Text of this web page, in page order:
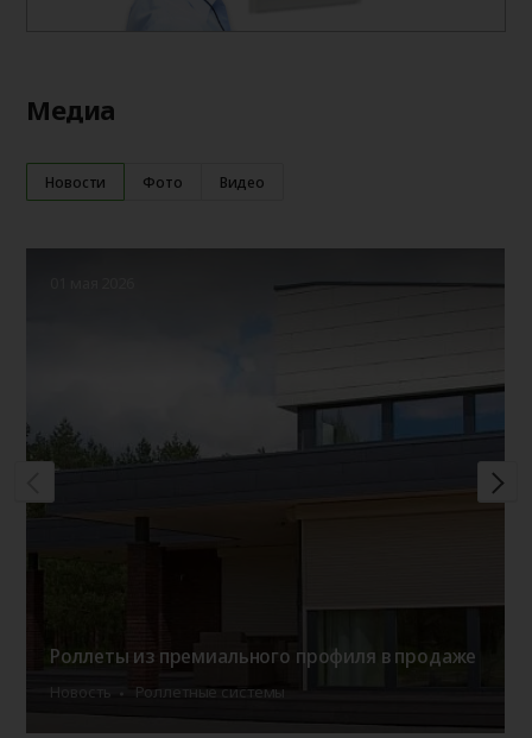
Медиа
Новости Фото Видео
Роллеты из премиального профиля в продаже
Новость Роллетные системы